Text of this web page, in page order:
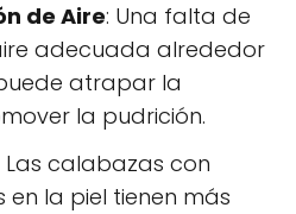
de Aire: Una falta de
adecuada alrededor
atrapar la
la pudrición.
Las calabazas con
en la piel tienen más